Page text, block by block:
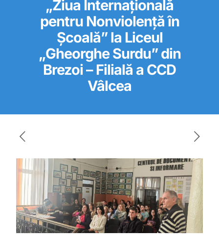
„Ziua Internațională
pentru Nonviolență în
Școală” la Liceul
„Gheorghe Surdu” din
Brezoi – Filială a CCD
Vâlcea